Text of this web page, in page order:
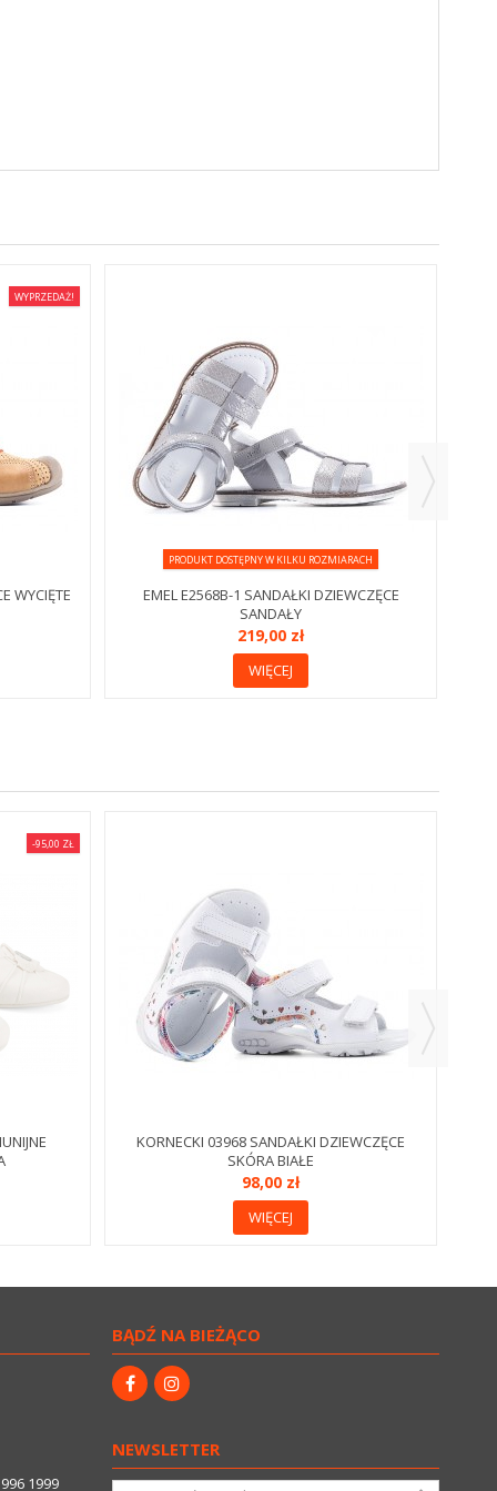
WYPRZEDAŻ!
WYCIĘTE
PRODUKT DOSTĘPNY W KILKU ROZMIARACH
EMEL E2568B-1 SANDAŁKI DZIEWCZĘCE
SANDAŁY
219,00 zł
WIĘCEJ
-95,00 ZŁ
KORNECKI 03968 SANDAŁKI DZIEWCZĘCE
SKÓRA BIAŁE
98,00 zł
WIĘCEJ
1999
BĄDŹ NA BIEŻĄCO
NEWSLETTER